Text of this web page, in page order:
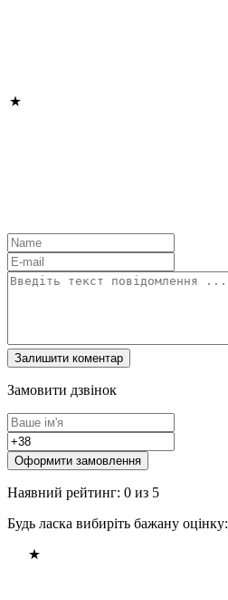
Замовити дзвінок
Оформити замовлення
Наявний рейтинг: 0 из 5
Будь ласка вибиріть бажану оцінку: